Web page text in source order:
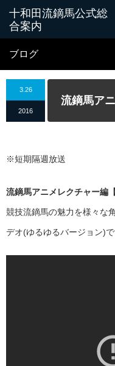
十和田流鏑馬公式総
合案内
ブログ
3.26
2016
流鏑馬ア
※短期隔週放送
流鏑馬アニメレクチャー編
競技流鏑馬の魅力を様々な
デオ(ゆるゆるバージョン)で